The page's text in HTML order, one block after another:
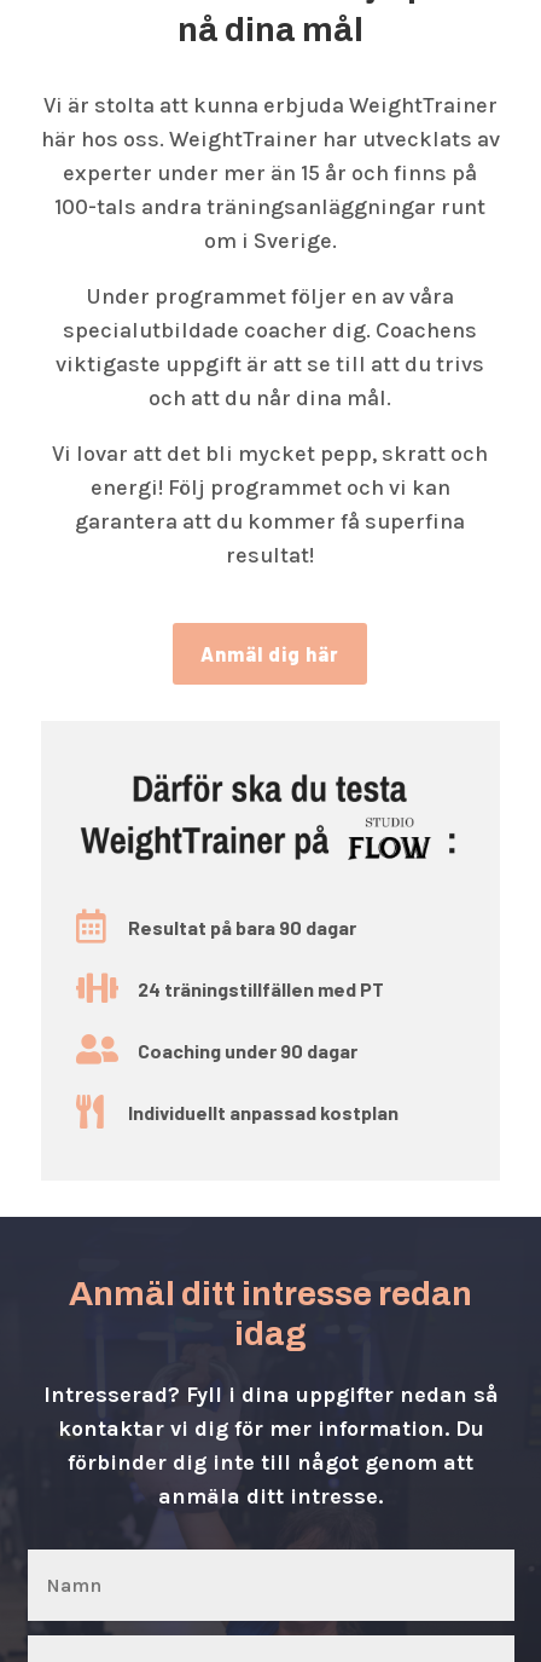
nå dina mål
Vi är stolta att kunna erbjuda WeightTrainer
här hos oss. WeightTrainer har utvecklats av
experter under mer än 15 år och finns på
100-tals andra träningsanläggningar runt
om i Sverige.
Under programmet följer en av våra
specialutbildade coacher dig. Coachens
viktigaste uppgift är att se till att du trivs
och att du når dina mål.
Vi lovar att det bli mycket pepp, skratt och
energi! Följ programmet och vi kan
garantera att du kommer få superfina
resultat!
Anmäl dig här
 Resultat på bara 90 dagar
 24 träningstillfällen med PT
 Coaching under 90 dagar
 Individuellt anpassad kostplan
Anmäl ditt intresse redan
idag
Intresserad? Fyll i dina uppgifter nedan så
kontaktar vi dig för mer information. Du
förbinder dig inte till något genom att
anmäla ditt intresse.